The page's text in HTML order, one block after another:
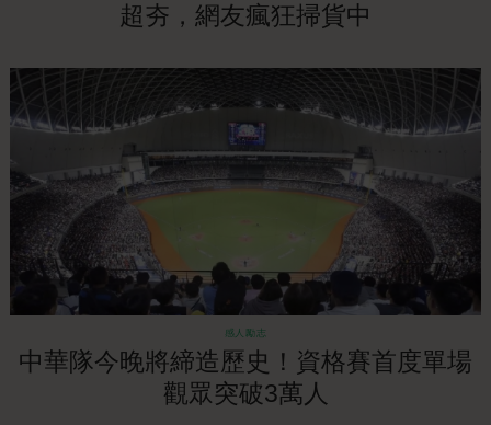
超夯，網友瘋狂掃貨中
感人勵志
中華隊今晚將締造歷史！資格賽首度單場
觀眾突破3萬人